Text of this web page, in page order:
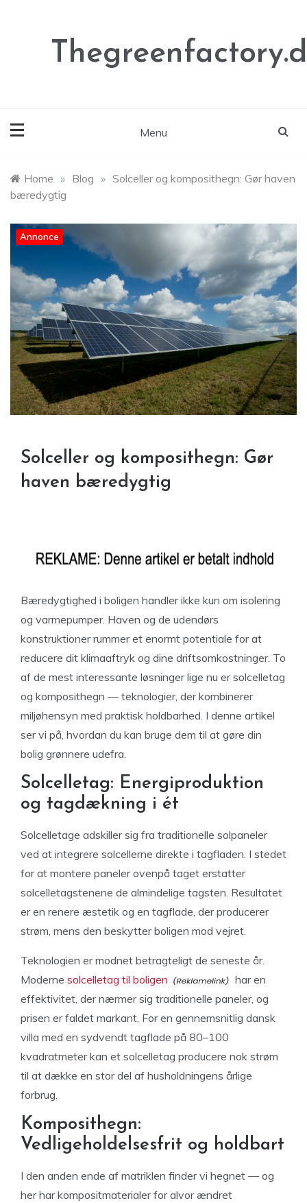
Menu
Home » Blog » Solceller og komposithegn: Gør haven
bæredygtig
Annonce
Solceller og komposithegn: Gør
haven bæredygtig
Bæredygtighed i boligen handler ikke kun om isolering
og varmepumper. Haven og de udendørs
konstruktioner rummer et enormt potentiale for at
reducere dit klimaaftryk og dine driftsomkostninger. To
af de mest interessante løsninger lige nu er solcelletag
og komposithegn — teknologier, der kombinerer
miljøhensyn med praktisk holdbarhed. I denne artikel
ser vi på, hvordan du kan bruge dem til at gøre din
bolig grønnere udefra.
Solcelletag: Energiproduktion
og tagdækning i ét
Solcelletage adskiller sig fra traditionelle solpaneler
ved at integrere solcellerne direkte i tagfladen. I stedet
for at montere paneler ovenpå taget erstatter
solcelletagstenene de almindelige tagsten. Resultatet
er en renere æstetik og en tagflade, der producerer
strøm, mens den beskytter boligen mod vejret.
Teknologien er modnet betragteligt de seneste år.
Moderne solcelletag til boligen
har en
effektivitet, der nærmer sig traditionelle paneler, og
prisen er faldet markant. For en gennemsnitlig dansk
villa med en sydvendt tagflade på 80–100
kvadratmeter kan et solcelletag producere nok strøm
til at dække en stor del af husholdningens årlige
forbrug.
Komposithegn:
Vedligeholdelsesfrit og holdbart
I den anden ende af matriklen finder vi hegnet — og
her har kompositmaterialer for alvor ændret